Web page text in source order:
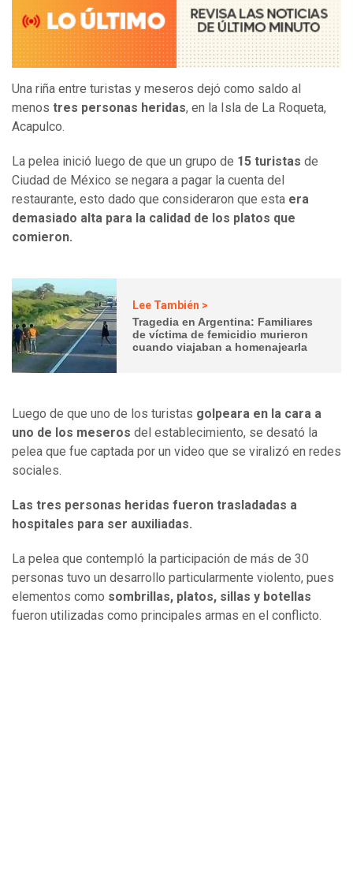
Una riña entre turistas y meseros dejó como saldo al
menos tres personas heridas, en la Isla de La Roqueta,
Acapulco.
La pelea inició luego de que un grupo de 15 turistas de
Ciudad de México se negara a pagar la cuenta del
restaurante, esto dado que consideraron que esta era
demasiado alta para la calidad de los platos que
comieron.
Lee También >
Tragedia en Argentina: Familiares
de víctima de femicidio murieron
cuando viajaban a homenajearla
Luego de que uno de los turistas golpeara en la cara a
uno de los meseros del establecimiento, se desató la
pelea que fue captada por un video que se viralizó en redes
sociales.
Las tres personas heridas fueron trasladadas a
hospitales para ser auxiliadas.
La pelea que contempló la participación de más de 30
personas tuvo un desarrollo particularmente violento, pues
elementos como sombrillas, platos, sillas y botellas
fueron utilizadas como principales armas en el conflicto.